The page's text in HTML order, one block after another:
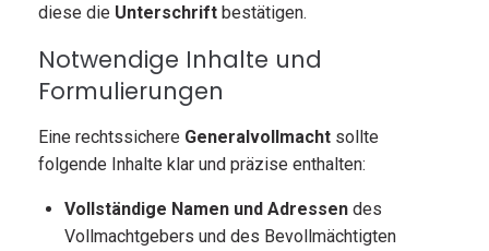
diese die Unterschrift bestätigen.
Notwendige Inhalte und
Formulierungen
Eine rechtssichere Generalvollmacht sollte
folgende Inhalte klar und präzise enthalten:
Vollständige Namen und Adressen des
Vollmachtgebers und des Bevollmächtigten